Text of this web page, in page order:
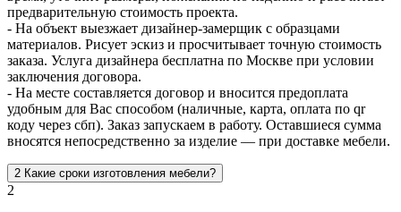
предварительную стоимость проекта.
- На объект выезжает дизайнер-замерщик с образцами
материалов. Рисует эскиз и просчитывает точную стоимость
заказа. Услуга дизайнера бесплатна по Москве при условии
заключения договора.
- На месте составляется договор и вносится предоплата
удобным для Вас способом (наличные, карта, оплата по qr
коду через сбп). Заказ запускаем в работу. Оставшиеся сумма
вносятся непосредственно за изделие — при доставке мебели.
2 Какие сроки изготовления мебели?
2